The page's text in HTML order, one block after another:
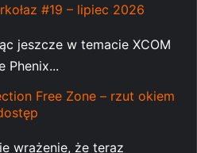
#19 – lipiec 2026
jeszcze w temacie XCOM
Phenix...
Free Zone – rzut okiem
wrażenie, że teraz